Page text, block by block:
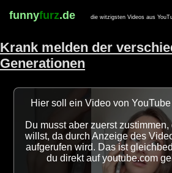
funnyfurz.de die witzigsten Videos aus
Krank melden der
Generationen
Hier soll ein Video von
Du musst aber zuerst
willst, da durch Anzeige des
aufgerufen wird. Das ist
du direkt auf youtube.com